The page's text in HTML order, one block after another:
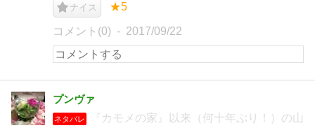
ナイス ★5
コメント(0) 2017/09/22
プンヴァ
ネタバレ
『カモメの家』以来（何十年ぶり！）の山